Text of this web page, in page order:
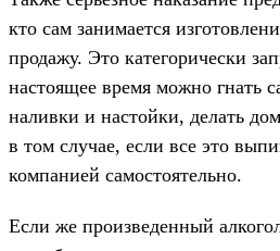
кто сам занимается
продажу. Это категорически
настоящее время можно гнать
наливки и настойки, делать
в том случае, если все это
компанией самостоятельно.
Если же произведенный